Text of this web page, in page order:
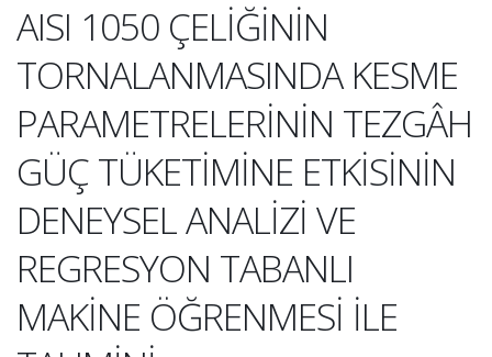
AISI 1050 ÇELİĞİNİN
TORNALANMASINDA KESME
PARAMETRELERİNİN TEZGÂH
GÜÇ TÜKETİMİNE ETKİSİNİN
DENEYSEL ANALİZİ VE
REGRESYON TABANLI
MAKİNE ÖĞRENMESİ İLE